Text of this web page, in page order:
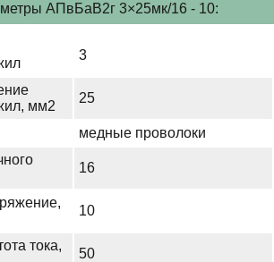
АПвБаВ2г 3×25мк/16 - 10:
3
мм2
25
медные проволоки
16
10
тока,
50